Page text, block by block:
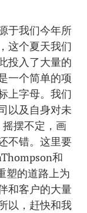
于我们今年所
这个夏天我们
投入了大量的
一个简单的项
上字母。我们
以及自身对未
摆不定，画
不错。这里要
和
塑的道路上为
和客户的大量
以，赶快和我